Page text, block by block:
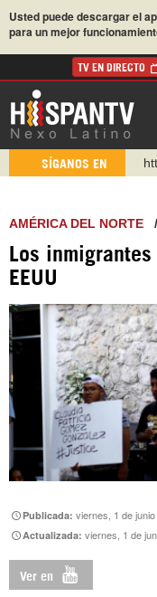
Usted puede descargar el
para un mejor
TV EN DIRECTO
SÍGANOS EN
AMÉRICA DEL NORTE
Los
EEUU
Publicada:viernes, 1 de
Actualizada:viernes, 1 de
Ver en